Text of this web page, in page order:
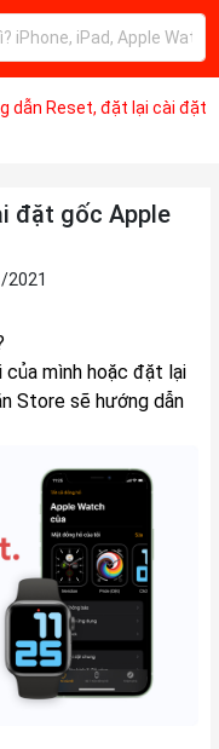
dẫn Reset, đặt lại cài đặt
đặt gốc Apple
2021
của mình hoặc đặt lại
Store sẽ hướng dẫn